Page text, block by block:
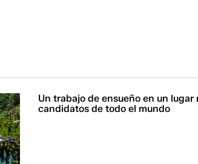
Un trabajo de ensueño en un
candidatos de todo el mundo